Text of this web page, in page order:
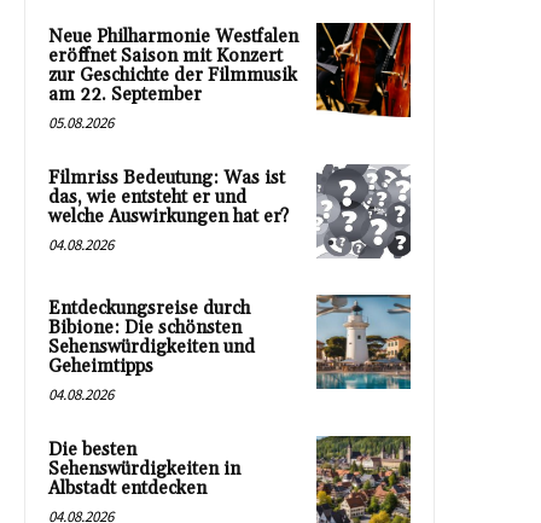
Neue Philharmonie Westfalen
eröffnet Saison mit Konzert
zur Geschichte der Filmmusik
am 22. September
05.08.2026
Filmriss Bedeutung: Was ist
das, wie entsteht er und
welche Auswirkungen hat er?
04.08.2026
Entdeckungsreise durch
Bibione: Die schönsten
Sehenswürdigkeiten und
Geheimtipps
04.08.2026
Die besten
Sehenswürdigkeiten in
Albstadt entdecken
04.08.2026